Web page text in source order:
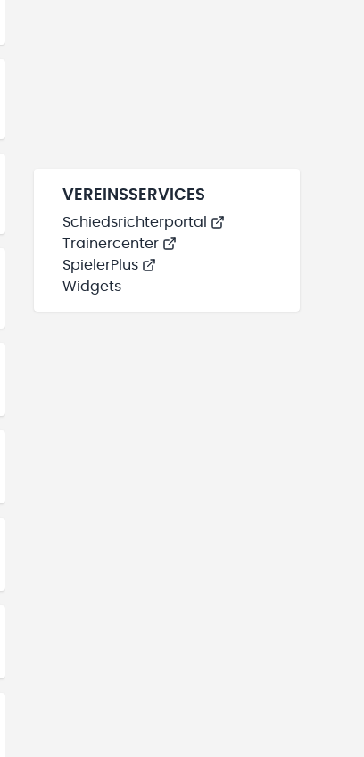
VEREINSSERVICES
Schiedsrichterportal
Trainercenter
SpielerPlus
Widgets